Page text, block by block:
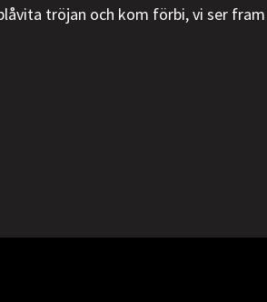
tröjan och kom förbi, vi ser